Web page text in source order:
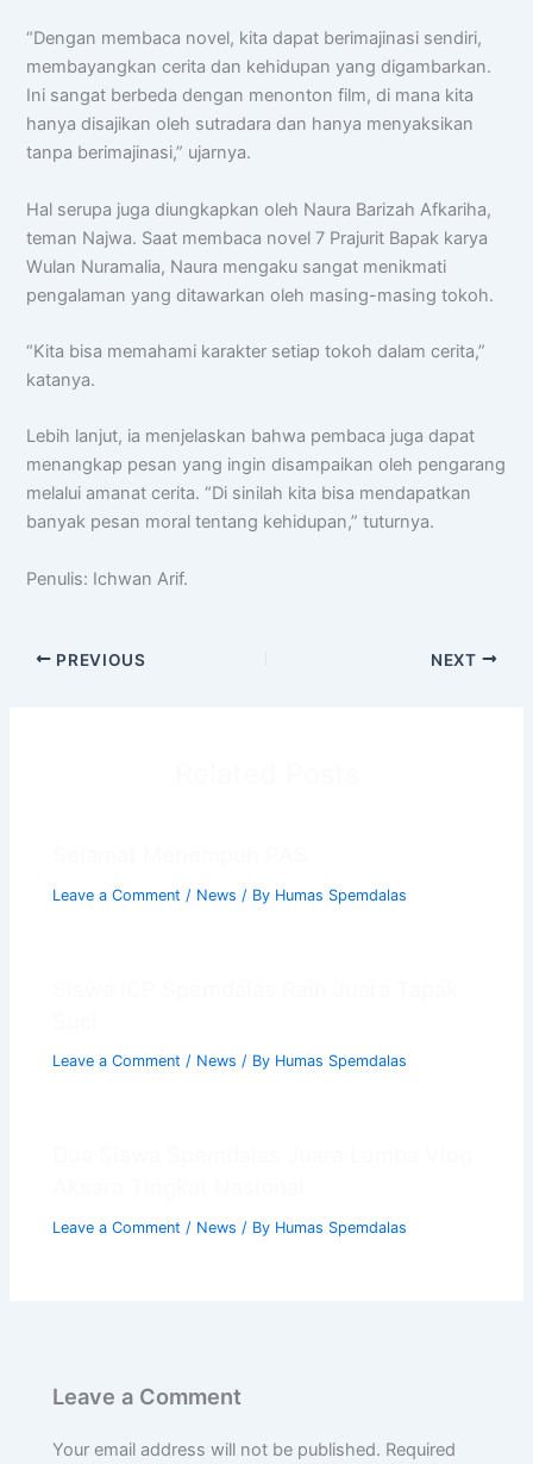
“Dengan membaca novel, kita dapat berimajinasi sendiri,
membayangkan cerita dan kehidupan yang digambarkan.
Ini sangat berbeda dengan menonton film, di mana kita
hanya disajikan oleh sutradara dan hanya menyaksikan
tanpa berimajinasi,” ujarnya.
Hal serupa juga diungkapkan oleh Naura Barizah Afkariha,
teman Najwa. Saat membaca novel 7 Prajurit Bapak karya
Wulan Nuramalia, Naura mengaku sangat menikmati
pengalaman yang ditawarkan oleh masing-masing tokoh.
“Kita bisa memahami karakter setiap tokoh dalam cerita,”
katanya.
Lebih lanjut, ia menjelaskan bahwa pembaca juga dapat
menangkap pesan yang ingin disampaikan oleh pengarang
melalui amanat cerita. “Di sinilah kita bisa mendapatkan
banyak pesan moral tentang kehidupan,” tuturnya.
Penulis: Ichwan Arif.
PREVIOUS NEXT
Leave a Comment / News / By Humas Spemdalas
Leave a Comment / News / By Humas Spemdalas
Leave a Comment / News / By Humas Spemdalas
Leave a Comment
Your email address will not be published. Required